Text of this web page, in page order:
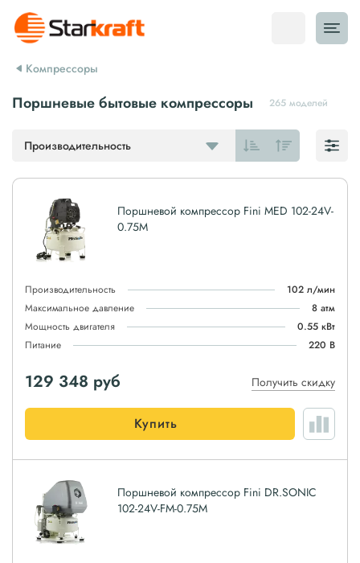
Компрессоры
Поршневые бытовые компрессоры 265 моделей
Производительность
Поршневой компрессор Fini MED 102-24V-
0.75M
Производительность
102 л/мин
Максимальное давление
8 атм
Мощность двигателя
0.55 кВт
Питание
220 В
129 348 руб Получить скидку
Купить
Поршневой компрессор Fini DR.SONIC
102-24V-FM-0.75M